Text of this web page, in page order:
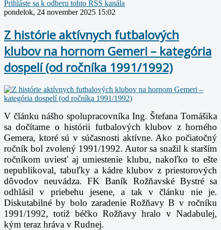
Prihláste sa k odberu tohto RSS kanála
pondelok, 24 november 2025 15:02
Z histórie aktívnych futbalových
klubov na hornom Gemeri – kategória
dospelí (od ročníka 1991/1992)
V článku nášho spolupracovníka Ing. Štefana Tomášika
sa dočítame o histórii futbalových klubov z horného
Gemera, ktoré sú v súčasnosti aktívne. Ako počiatočný
ročník bol zvolený 1991/1992. Autor sa snažil k starším
ročníkom uviesť aj umiestenie klubu, nakoľko to ešte
nepublikoval, tabuľky a kádre klubov z priestorových
dôvodov neuvádza. FK Baník Rožňavské Bystré sa
odhlásil v priebehu jesene, a tak v článku nie je.
Diskutabilné by bolo zaradenie Rožňavy B v ročníku
1991/1992, totiž béčko Rožňavy hralo v Nadabulej,
kým teraz hráva v Rudnej.